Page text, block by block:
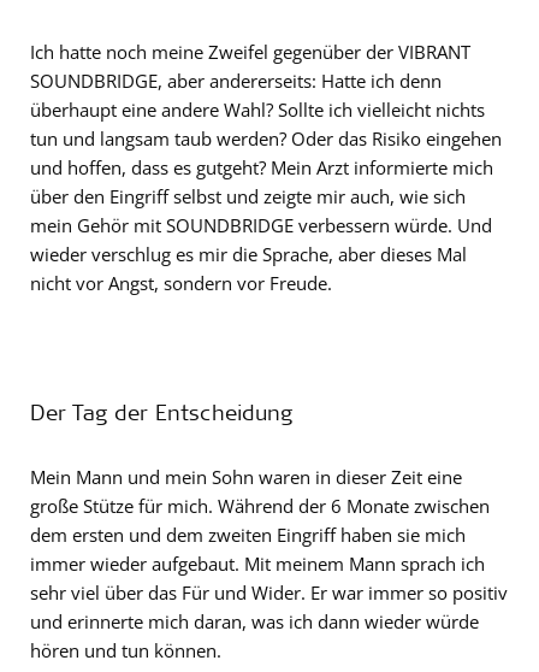
Ich hatte noch meine Zweifel gegenüber der VIBRANT
SOUNDBRIDGE, aber andererseits: Hatte ich denn
überhaupt eine andere Wahl? Sollte ich vielleicht nichts
tun und langsam taub werden? Oder das Risiko eingehen
und hoffen, dass es gutgeht? Mein Arzt informierte mich
über den Eingriff selbst und zeigte mir auch, wie sich
mein Gehör mit SOUNDBRIDGE verbessern würde. Und
wieder verschlug es mir die Sprache, aber dieses Mal
nicht vor Angst, sondern vor Freude.
Der Tag der Entscheidung
Mein Mann und mein Sohn waren in dieser Zeit eine
große Stütze für mich. Während der 6 Monate zwischen
dem ersten und dem zweiten Eingriff haben sie mich
immer wieder aufgebaut. Mit meinem Mann sprach ich
sehr viel über das Für und Wider. Er war immer so positiv
und erinnerte mich daran, was ich dann wieder würde
hören und tun können.